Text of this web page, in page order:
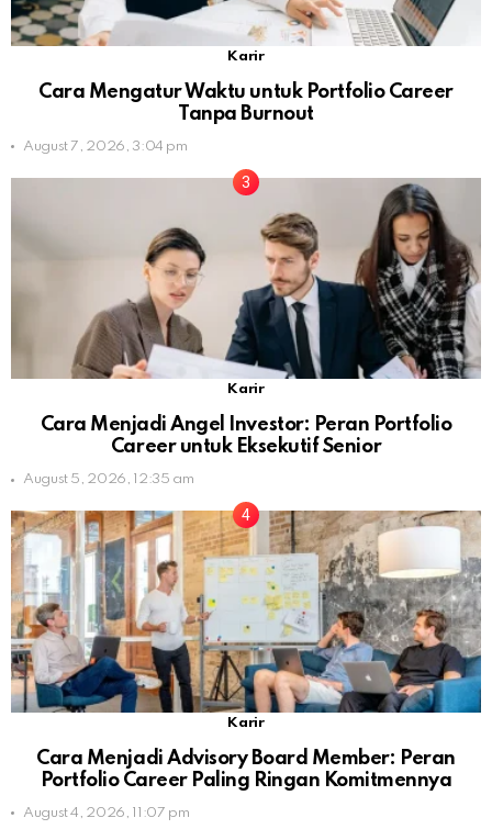
Karir
Cara Mengatur Waktu untuk Portfolio Career
Tanpa Burnout
August 7, 2026, 3:04 pm
Karir
Cara Menjadi Angel Investor: Peran Portfolio
Career untuk Eksekutif Senior
August 5, 2026, 12:35 am
Karir
Cara Menjadi Advisory Board Member: Peran
Portfolio Career Paling Ringan Komitmennya
August 4, 2026, 11:07 pm